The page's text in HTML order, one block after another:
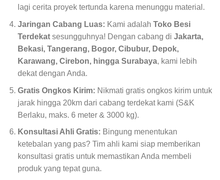
lagi cerita proyek tertunda karena menunggu material.
Jaringan Cabang Luas: Kami adalah Toko Besi
Terdekatsesungguhnya! Dengan cabang di Jakarta,
Bekasi, Tangerang, Bogor, Cibubur, Depok,
Karawang, Cirebon, hingga Surabaya, kami lebih
dekat dengan Anda.
Gratis Ongkos Kirim: Nikmati gratis ongkos kirim untuk
jarak hingga 20km dari cabang terdekat kami (S&K
Berlaku, maks. 6 meter & 3000 kg).
Konsultasi Ahli Gratis: Bingung menentukan
ketebalan yang pas? Tim ahli kami siap memberikan
konsultasi gratis untuk memastikan Anda membeli
produk yang tepat guna.